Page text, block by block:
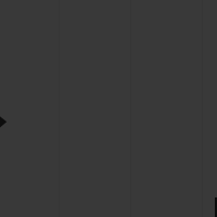
HUBLOTISTA ET